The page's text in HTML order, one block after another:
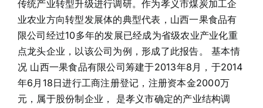
传统产业转型升级进行调研。作为孝义市煤炭加工企
业农业方向转型发展体的典型代表，山西一果食品有
限公司经过10多年的发展已经成为省级农业产业化重
点龙头企业，以该公司为例，形成了此报告。 基本情
况 山西一果食品有限公司筹建于2013年8月，于2014
年6月18日进行工商注册登记，注册资本金2000万
元，属于股份制企业， 是孝义市确定的产业结构调